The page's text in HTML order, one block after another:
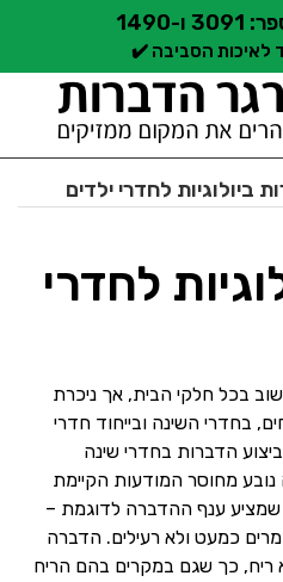
1490
לאיכות הסביבה ✔️
ביולוגיות לחדרי ילדים
לחדרי
בכל חלקי הבית, אך ניכרת
בחדרי השינה ובייחוד חדרי
הדברות בחדרי שינה
מחוסר המודעות הקיימת
ענף ההדברה לדוגמת –
כמעט ולא רעילים. הדברה
ריח, כך שגם במקרים בהם הריח